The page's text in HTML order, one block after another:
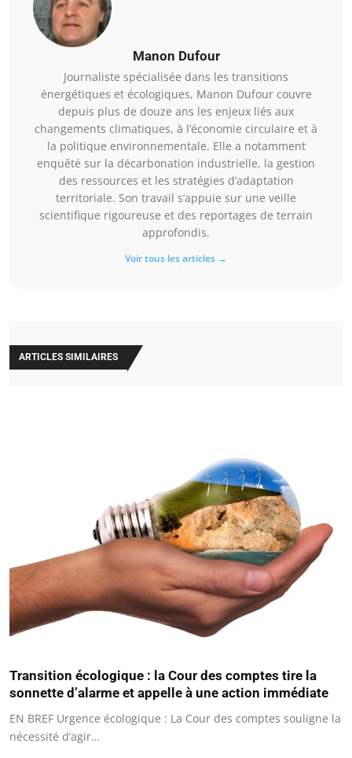
Manon Dufour
Journaliste spécialisée dans les transitions
énergétiques et écologiques, Manon Dufour couvre
depuis plus de douze ans les enjeux liés aux
changements climatiques, à l’économie circulaire et à
la politique environnementale. Elle a notamment
enquêté sur la décarbonation industrielle, la gestion
des ressources et les stratégies d’adaptation
territoriale. Son travail s’appuie sur une veille
scientifique rigoureuse et des reportages de terrain
approfondis.
Voir tous les articles →
ARTICLES SIMILAIRES
Transition écologique : la Cour des comptes tire la
sonnette d’alarme et appelle à une action immédiate
EN BREF Urgence écologique : La Cour des comptes souligne la
nécessité d’agir…